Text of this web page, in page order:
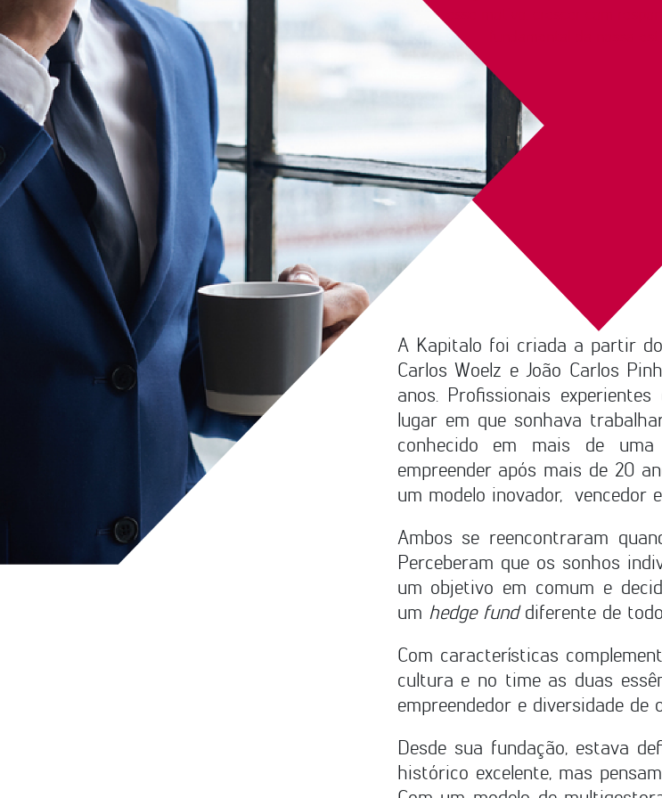
Por esse motivo, crescer com
A Kapitalo foi criada a partir do
Carlos Woelz e João Carlos
anos. Profissionais
lugar em que sonhava
conhecido em mais de
empreender após mais de 20
um modelo inovador, vencedor
Ambos se reencontraram
Perceberam que os sonhos
um objetivo em comum e
um hedge funddiferente de
Com características
cultura e no time as duas
empreendedor e diversidade de
Desde sua fundação, estava
histórico excelente, mas